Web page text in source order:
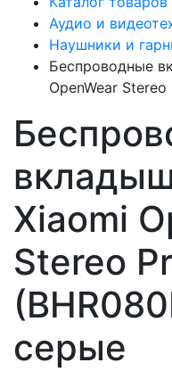
Аудио и
Наушники и
Беспроводные
OpenWear
Xiaomi
Stereo
серые